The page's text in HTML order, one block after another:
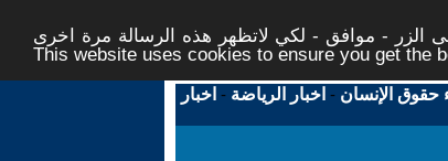
الزر - موافق - لكي لاتظهر هذه الرسالة مرة اخرى -
This website uses cookies to ensure you get the
حقوق الإنسان - اخبار الرياضة - اخبار